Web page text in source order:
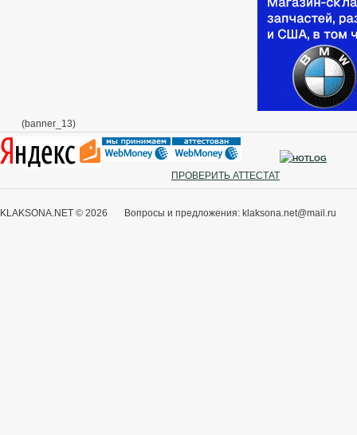
(banner_13)
ПРОВЕРИТЬ АТТЕСТАТ
KLAKSONA.NET © 2026 Вопросы и предложения: klaksona.net@mail.ru